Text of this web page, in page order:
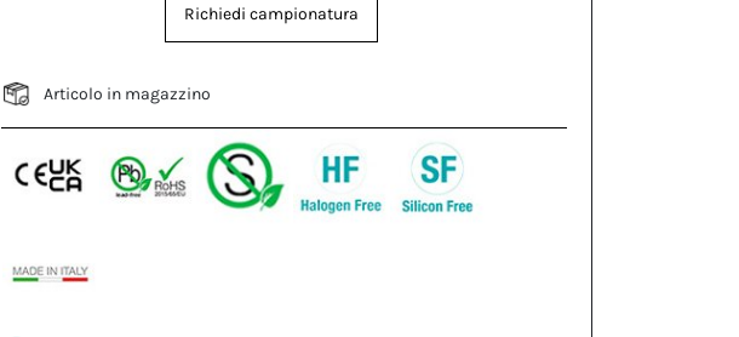
Richiedi campionatura
Articolo in magazzino